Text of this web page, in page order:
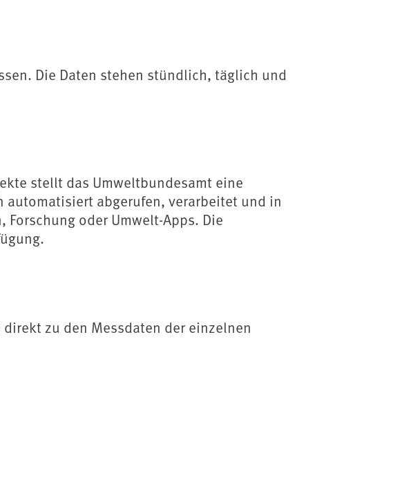
Die Daten stehen stündlich, täglich und
stellt das Umweltbundesamt eine
abgerufen, verarbeitet und in
oder Umwelt-Apps. Die
zu den Messdaten der einzelnen